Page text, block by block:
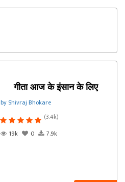
गीता आज के इंसान के लिए
by Shivraj Bhokare
(3.4k)
19k
0 7.9k